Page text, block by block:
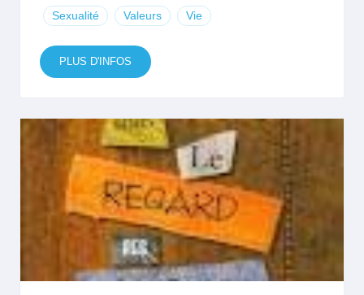
Sexualité Valeurs Vie
PLUS D'INFOS